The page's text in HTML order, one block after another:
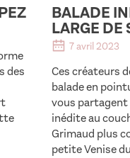
des
BALADE
LARGE DE
7 avril 2023
Ces créateurs
balade en
vous
inédite au
Grimaud plus
petite Venise